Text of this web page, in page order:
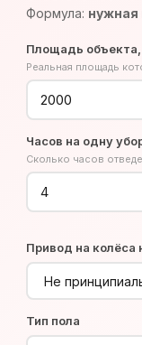
Формула: нужная
Площадь
Реальная площадь
Часов на одну
Сколько часов
Привод на колёса
Тип пола